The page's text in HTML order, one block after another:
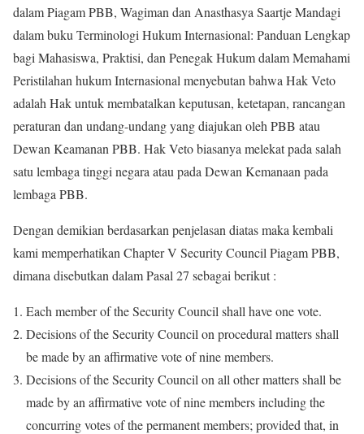
dalam Piagam PBB, Wagiman dan Anasthasya Saartje Mandagi
dalam buku Terminologi Hukum Internasional: Panduan Lengkap
bagi Mahasiswa, Praktisi, dan Penegak Hukum dalam Memahami
Peristilahan hukum Internasional menyebutan bahwa Hak Veto
adalah Hak untuk membatalkan keputusan, ketetapan, rancangan
peraturan dan undang-undang yang diajukan oleh PBB atau
Dewan Keamanan PBB. Hak Veto biasanya melekat pada salah
satu lembaga tinggi negara atau pada Dewan Kemanaan pada
lembaga PBB.
Dengan demikian berdasarkan penjelasan diatas maka kembali
kami memperhatikan Chapter V Security Council Piagam PBB,
dimana disebutkan dalam Pasal 27 sebagai berikut :
Each member of the Security Council shall have one vote.
Decisions of the Security Council on procedural matters shall
be made by an affirmative vote of nine members.
Decisions of the Security Council on all other matters shall be
made by an affirmative vote of nine members including the
concurring votes of the permanent members; provided that, in